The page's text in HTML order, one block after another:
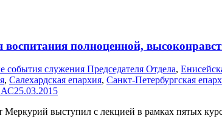
полноценной,
события служения Председателя Отдела,
, Салехардская епархия, Санкт-Петербургская
25.03.2015
Меркурий выступил с лекцией в рамках пятых